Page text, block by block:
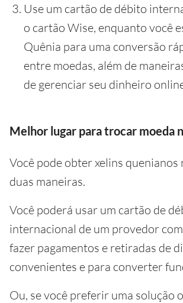
Use um cartão de débito
o cartão Wise, enquanto você
Quênia para uma conversão
entre moedas, além de
de gerenciar seu dinheiro
Melhor lugar para trocar moeda
Você pode obter xelins quenianos
duas maneiras.
Você poderá usar um cartão de
internacional de um provedor
fazer pagamentos e retiradas de
convenientes e para converter
Ou, se você preferir uma solução